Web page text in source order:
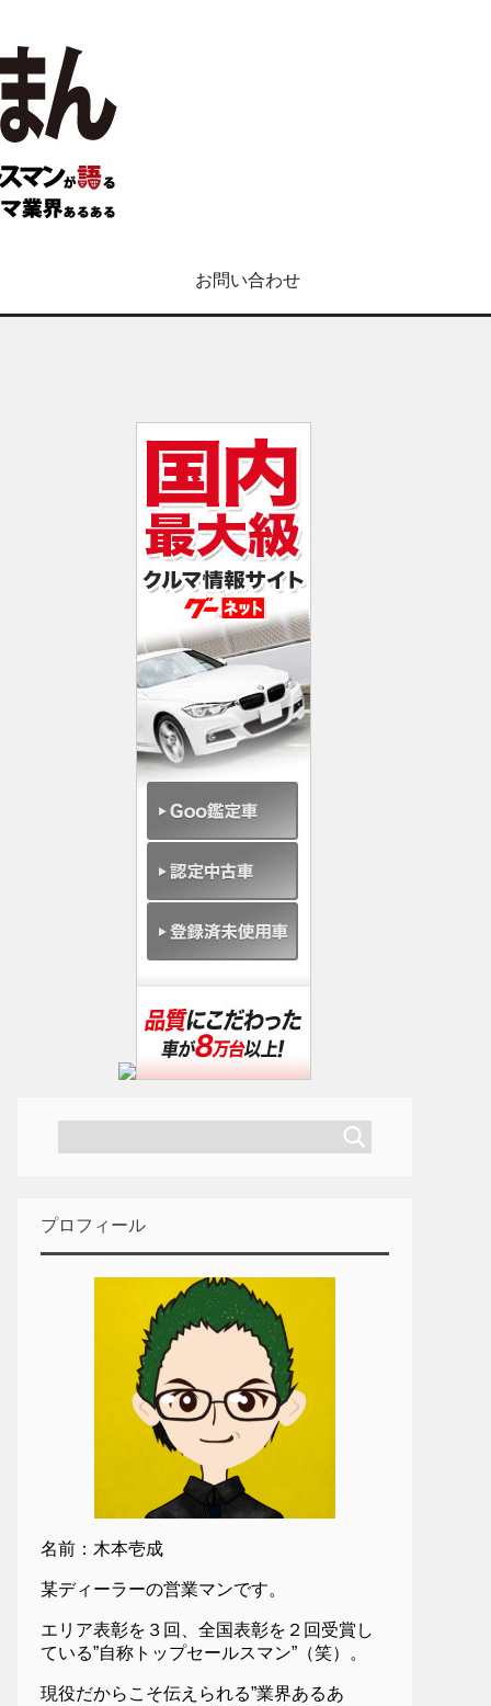
お問い合わせ
プロフィール
名前：木本壱成
某ディーラーの営業マンです。
エリア表彰を３回、全国表彰を２回受賞し
ている”自称トップセールスマン”（笑）。
現役だからこそ伝えられる”業界あるあ